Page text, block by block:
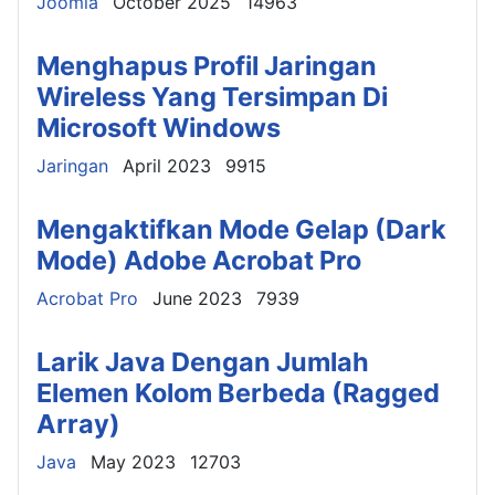
Menghapus Profil Jaringan
Wireless Yang Tersimpan Di
Microsoft Windows
Details
Jaringan April 2023 9915
Mengaktifkan Mode Gelap (Dark
Mode) Adobe Acrobat Pro
Details
Acrobat Pro June 2023 7939
Larik Java Dengan Jumlah
Elemen Kolom Berbeda (Ragged
Array)
Details
Java May 2023 12703